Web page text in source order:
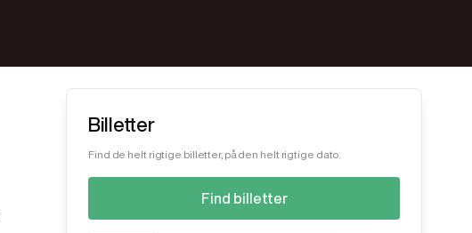
Billetter
Find de helt rigtige billetter, på den helt rigtige dato.
Find billetter